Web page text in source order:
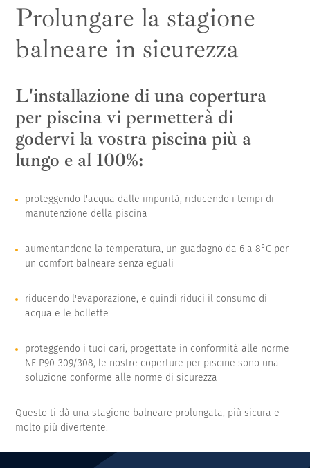
Prolungare la stagione
balneare in sicurezza
L'installazione di una copertura
per piscina vi permetterà di
godervi la vostra piscina più a
lungo e al 100%:
proteggendo l'acqua dalle impurità, riducendo i tempi di
manutenzione della piscina
aumentandone la temperatura, un guadagno da 6 a 8°C per
un comfort balneare senza eguali
riducendo l'evaporazione, e quindi riduci il consumo di
acqua e le bollette
proteggendo i tuoi cari, progettate in conformità alle norme
NF P90-309/308, le nostre coperture per piscine sono una
soluzione conforme alle norme di sicurezza
Questo ti dà una stagione balneare prolungata, più sicura e
molto più divertente.